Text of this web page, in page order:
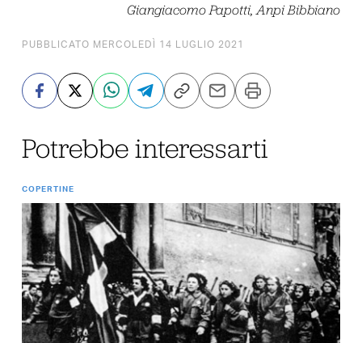
Giangiacomo Papotti, Anpi Bibbiano
PUBBLICATO MERCOLEDÌ 14 LUGLIO 2021
Potrebbe interessarti
COPERTINE